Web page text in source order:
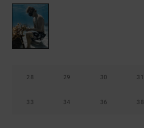
28 29 30 31
33 34 36 38